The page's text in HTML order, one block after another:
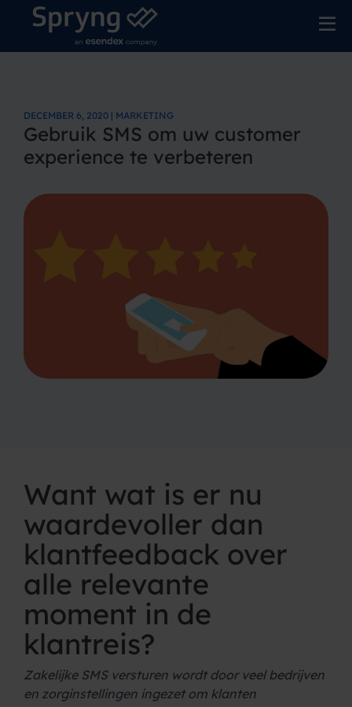
DECEMBER 6, 2020 | MARKETING
Gebruik SMS om uw customer
experience te verbeteren
Want wat is er nu
waardevoller dan
klantfeedback over
alle relevante
moment in de
klantreis?
Zakelijke SMS versturen wordt door veel bedrijven
en zorginstellingen ingezet om klanten